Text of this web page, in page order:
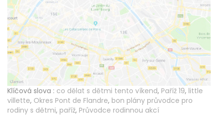
Klíčová slova : co dělat s dětmi tento víkend, Paříž 19, little
villette, Okres Pont de Flandre, bon plány průvodce pro
rodiny s dětmi, paříž, Průvodce rodinnou akcí